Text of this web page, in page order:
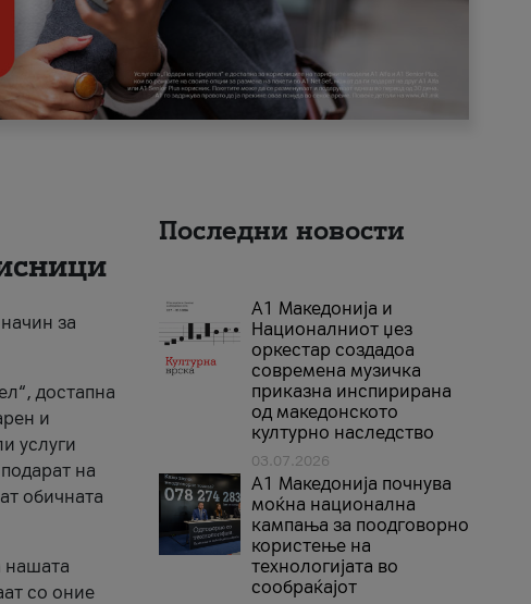
за
достапна
и
услуги
на
обичната
нашата
со оние
Последни новости
А1 Македонија и
Националниот џез
оркестар создадоа
современа музичка
приказна инспирирана
од македонското
културно наследство
03.07.2026
A1 Македонија почнува
моќна национална
кампања за поодговорно
користење на
технологијата во
сообраќајот